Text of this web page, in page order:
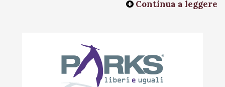
Continua a leggere